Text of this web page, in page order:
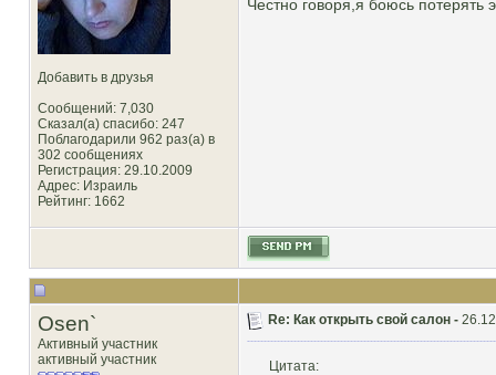
Добавить в друзья
Сообщений: 7,030
Сказал(а) спасибо: 247
Поблагодарили 962 раз(а) в
302 сообщениях
Регистрация: 29.10.2009
Адрес: Израиль
Рейтинг: 1662
Честно говоря,я боюсь потерять
Osen`
Активный участник
активный участник
Re: Как открыть свой салон -
Цитата: